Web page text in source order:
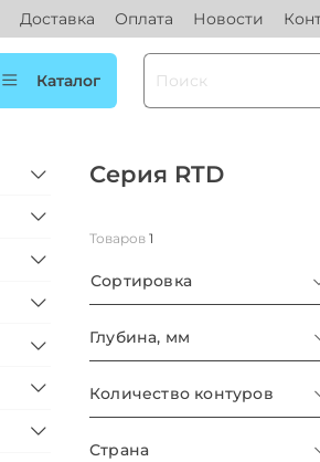
Доставка Оплата Новости
Каталог
Серия RTD
Товаров 1
Сортировка
Глубина, мм
Количество контуров
Страна